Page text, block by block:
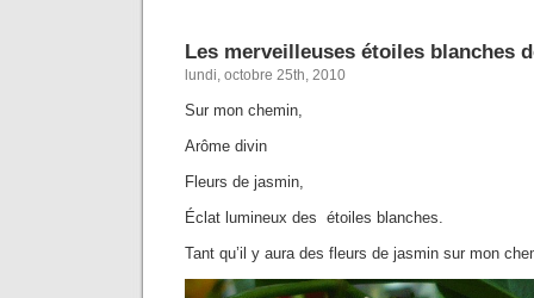
Les merveilleuses étoiles blanches
lundi, octobre 25th, 2010
Sur mon chemin,
Arôme divin
Fleurs de jasmin,
Éclat lumineux des étoiles blanches.
Tant qu’il y aura des fleurs de jasmin sur mon